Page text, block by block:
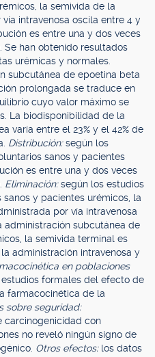
la semivida de la
intravenosa oscila entre 4 y
es entre una y dos veces
han obtenido resultados
urémicas y normales.
subcutánea de epoetina beta
prolongada se traduce en
cuyo valor máximo se
La biodisponibilidad de la
varía entre el 23% y el 42% de
Distribución:según los
sanos y pacientes
es entre una y dos veces
Eliminación:según los estudios
y pacientes urémicos, la
por vía intravenosa
administración subcutánea de
la semivida terminal es
administración intravenosa y
en poblaciones
estudios formales del efecto de
farmacocinética de la
sobre seguridad:
carcinogenicidad con
no reveló ningún signo de
Otros efectos: los datos